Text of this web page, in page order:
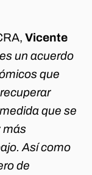
Vicente
un acuerdo
que
que se
más
Así como
de